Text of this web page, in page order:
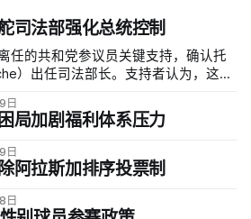
司法部强化总统控制
任的共和党参议员关键支持，确认托
）出任司法部长。支持者认为，这位
日
局加剧福利体系压力
日
阿拉斯加排序投票制
日